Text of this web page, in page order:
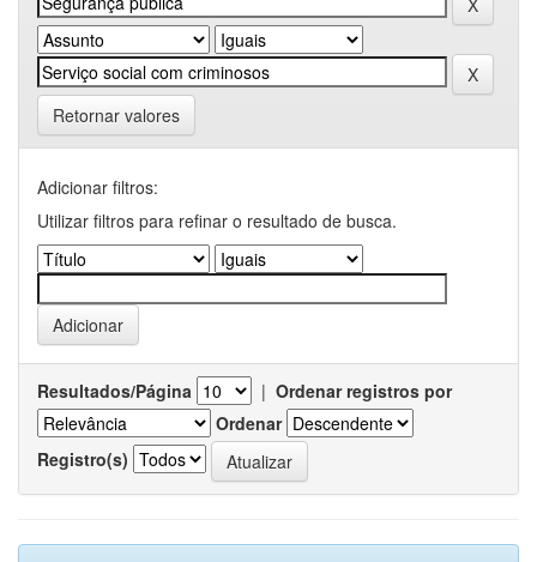
Retornar valores
Adicionar filtros:
Utilizar filtros para refinar o resultado de busca.
Resultados/Página | Ordenar registros por
Ordenar
Registro(s)